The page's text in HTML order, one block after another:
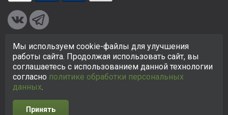
© 2005-2026 ООО «КСК». Сайтhttps://ksk24.ruсоздан
исключительно в информационных целях и любая информация
на сайте не является публичной офертой.Политика в
отношении персональных данных
Мы используем cookie-файлы для улучшения
работы сайта. Продолжая использовать сайт, вы
соглашаетесь с использованием данной технологии
согласно политике обработки персональных
данных.
Принять